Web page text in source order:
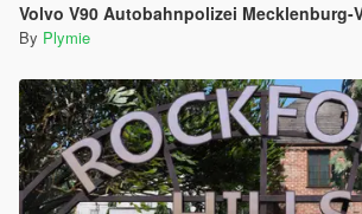
Volvo V90 Autobahnpolizei Mecklenburg-
By Plymie